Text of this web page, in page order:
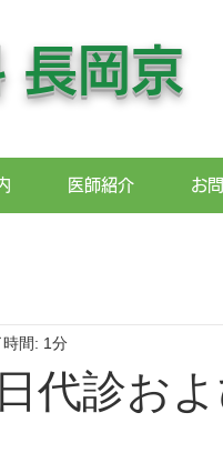
長岡京
医師紹介 お
代診お
時間: 1分